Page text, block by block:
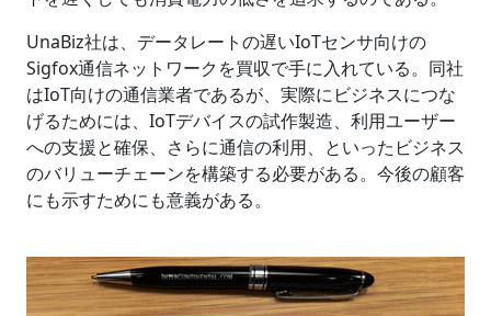
UnaBiz社は、データレートの遅いIoTセンサ向けの
Sigfox通信ネットワークを買収で手に入れている。同社
はIoT向けの通信業者であるが、実際にビジネスにつな
げるためには、IoTデバイスの試作製造、利用ユーザー
への支援と確保、さらに通信の利用、といったビジネス
のバリューチェーンを構築する必要がある。今後の顧客
にも示すためにも意義がある。